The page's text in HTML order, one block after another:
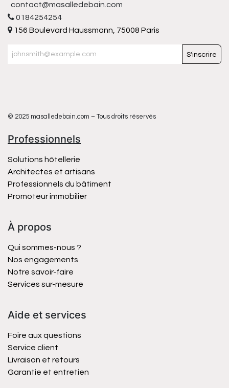
contact@masalledebain.com
0184254254
156 Boulevard Haussmann, 75008 Paris
S'inscrire
© 2025 masalledebain.com – Tous droits réservés
Professionnels
Solutions hôtellerie
Architectes et artisans
Professionnels du bâtiment
Promoteur immobilier
À propos
Qui sommes-nous ?
Nos engagements
Notre savoir-faire
Services sur-mesure
Aide et services
Foire aux questions
Service client
Livraison et retours
Garantie et entretien